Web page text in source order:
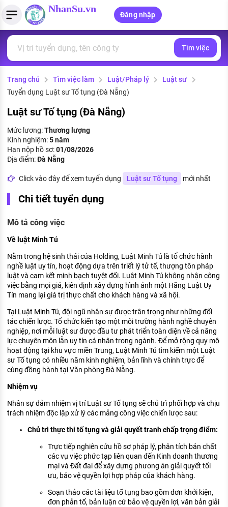
NhanSu.vn
Đăng nhập
Tìm việc làm
Việc làm ngành luật
Việc làm tốt nhất
CÔNG TY
Danh sách nhà tuyển dụng
Nhà tuyển dụng hàng đầu
Quản lý CV
Tải CV lên
MẪU CV THEO STYLE
Mẫu CV đơn giản
Mẫu CV hiện đại
Tính lương Gross - Net
Tính thuế thu nhập cá nhân
PHÁP LUẬT VIỆT NAM
Văn bản pháp luật
Chính sách mới
PHÁP LUẬT LAO ĐỘNG
Lao động và tiền lương
Bảo hiểm và phúc lợi
Thuế thu nhập
Hồ sơ biểu mẫu
Chính sách lao động
KHÁM PHÁ NGHỀ NGHIỆP
Tử vi nghề nghiệp
Kỹ năng nghề nghiệp
HƯỚNG NGHIỆP VIỆC LÀM
Đặc trưng từng nghề
Xu hướng việc làm
XÂY DỰNG VÀ PHÁT TRIỂN ĐỘI NGŨ
NHÂN SỰ
Tìm việc
Trang chủ Tìm việc làm Luật/Pháp lý
Luật sư
Tuyển dụng Luật sư Tố tụng (Đà Nẵng)
Luật sư Tố tụng (Đà Nẵng)
Mức lương:Thương lượng
Kinh nghiệm:5 năm
Hạn nộp hồ sơ:01/08/2026
Địa điểm:Đà Nẵng
Click vào đây để xem tuyển dụng Luật sư Tố tụng mới nhất
Chi tiết tuyển dụng
Mô tả công việc
Về luật Minh Tú
Nằm trong hệ sinh thái của Holding, Luật Minh Tú là tổ chức hành
nghề luật uy tín, hoạt động dựa trên triết lý tử tế, thượng tôn pháp
luật và cam kết minh bạch tuyệt đối. Luật Minh Tú không nhận công
việc bằng mọi giá, kiên định xây dựng hình ảnh một Hãng Luật Uy
Tín mang lại giá trị thực chất cho khách hàng và xã hội.
Tại Luật Minh Tú, đội ngũ nhân sự được trân trọng như những đối
tác chiến lược. Tổ chức kiến tạo một môi trường hành nghề chuyên
nghiệp, nơi mỗi luật sư được đầu tư phát triển toàn diện về cả năng
lực chuyên môn lẫn uy tín cá nhân trong ngành. Để mở rộng quy mô
hoạt động tại khu vực miền Trung, Luật Minh Tú tìm kiếm một Luật
sư Tố tụng có nhiều năm kinh nghiệm, bản lĩnh và chính trực để
cùng đồng hành tại Văn phòng Đà Nẵng.
Nhiệm vụ
Nhân sự đảm nhiệm vị trí Luật sư Tố tụng sẽ chủ trì phối hợp và chịu
trách nhiệm độc lập xử lý các mảng công việc chiến lược sau:
Chủ trì thực thi tố tụng và giải quyết tranh chấp trọng điểm:
Trực tiếp nghiên cứu hồ sơ pháp lý, phân tích bản chất
các vụ việc phức tạp liên quan đến Kinh doanh thương
mại và Đất đai để xây dựng phương án giải quyết tối
ưu, bảo vệ quyền lợi hợp pháp của khách hàng.
Soạn thảo các tài liệu tố tụng bao gồm đơn khởi kiện,
đơn phản tố, bản luận cứ bảo vệ quyền lợi, văn bản giải